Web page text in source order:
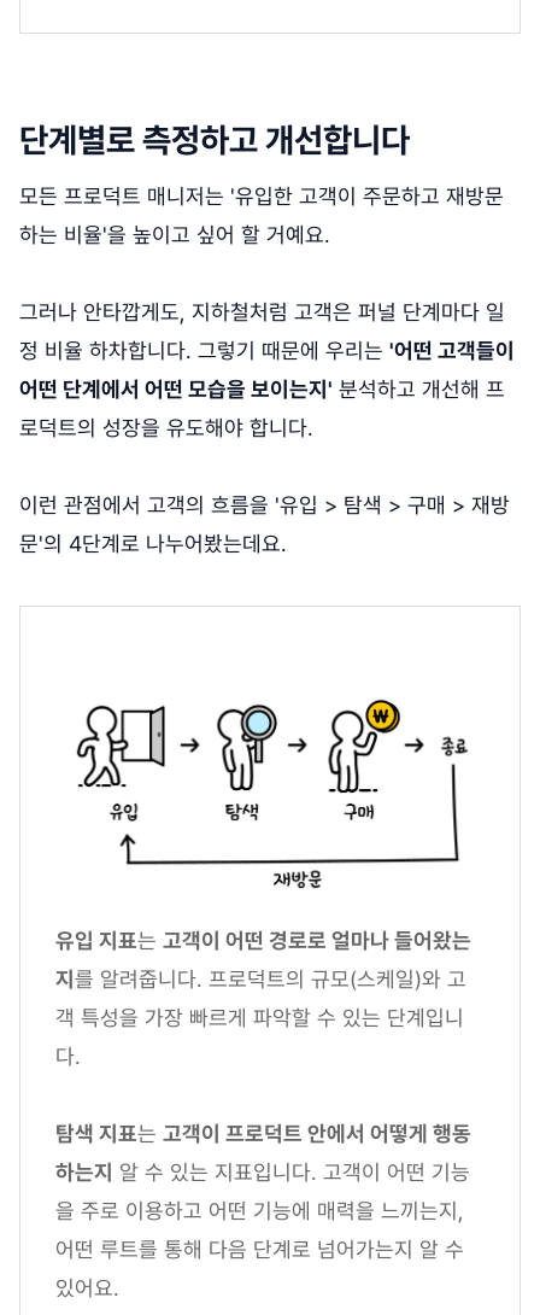
단계별로 측정하고 개선합니다
모든 프로덕트 매니저는 '유입한 고객이 주문하고 재방문
하는 비율'을 높이고 싶어 할 거예요.
그러나 안타깝게도, 지하철처럼 고객은 퍼널 단계마다 일
정 비율 하차합니다. 그렇기 때문에 우리는 '어떤 고객들이
어떤 단계에서 어떤 모습을 보이는지' 분석하고 개선해 프
로덕트의 성장을 유도해야 합니다.
이런 관점에서 고객의 흐름을 '유입 > 탐색 > 구매 > 재방
문'의 4단계로 나누어봤는데요.
유입 지표는 고객이 어떤 경로로 얼마나 들어왔는
지를 알려줍니다. 프로덕트의 규모(스케일)와 고
객 특성을 가장 빠르게 파악할 수 있는 단계입니
다.
탐색 지표는 고객이 프로덕트 안에서 어떻게 행동
하는지 알 수 있는 지표입니다. 고객이 어떤 기능
을 주로 이용하고 어떤 기능에 매력을 느끼는지,
어떤 루트를 통해 다음 단계로 넘어가는지 알 수
있어요.